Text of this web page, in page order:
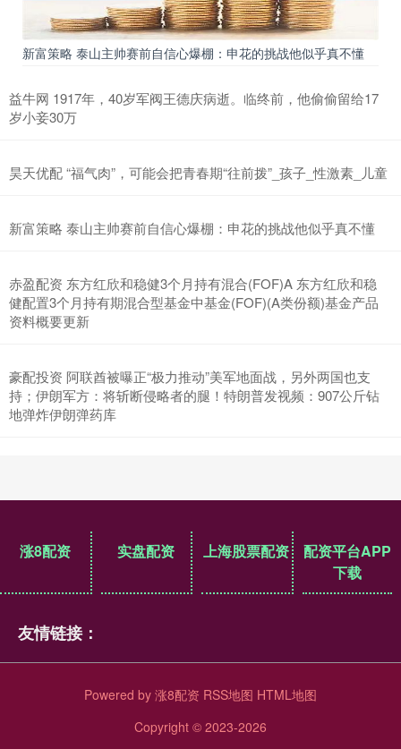
新富策略 泰山主帅赛前自信心爆棚：申花的挑战他似乎真不懂
益牛网 1917年，40岁军阀王德庆病逝。临终前，他偷偷留给17
岁小妾30万
昊天优配 “福气肉”，可能会把青春期“往前拨”_孩子_性激素_儿童
新富策略 泰山主帅赛前自信心爆棚：申花的挑战他似乎真不懂
赤盈配资 东方红欣和稳健3个月持有混合(FOF)A 东方红欣和稳
健配置3个月持有期混合型基金中基金(FOF)(A类份额)基金产品
资料概要更新
豪配投资 阿联酋被曝正“极力推动”美军地面战，另外两国也支
持；伊朗军方：将斩断侵略者的腿！特朗普发视频：907公斤钻
地弹炸伊朗弹药库
涨8配资 实盘配资 上海股票配资
配资平台APP
下载
友情链接：
Powered by 涨8配资 RSS地图 HTML地图
Copyright © 2023-2026